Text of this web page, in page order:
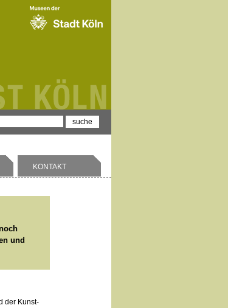
KONTAKT
und
der Kunst-